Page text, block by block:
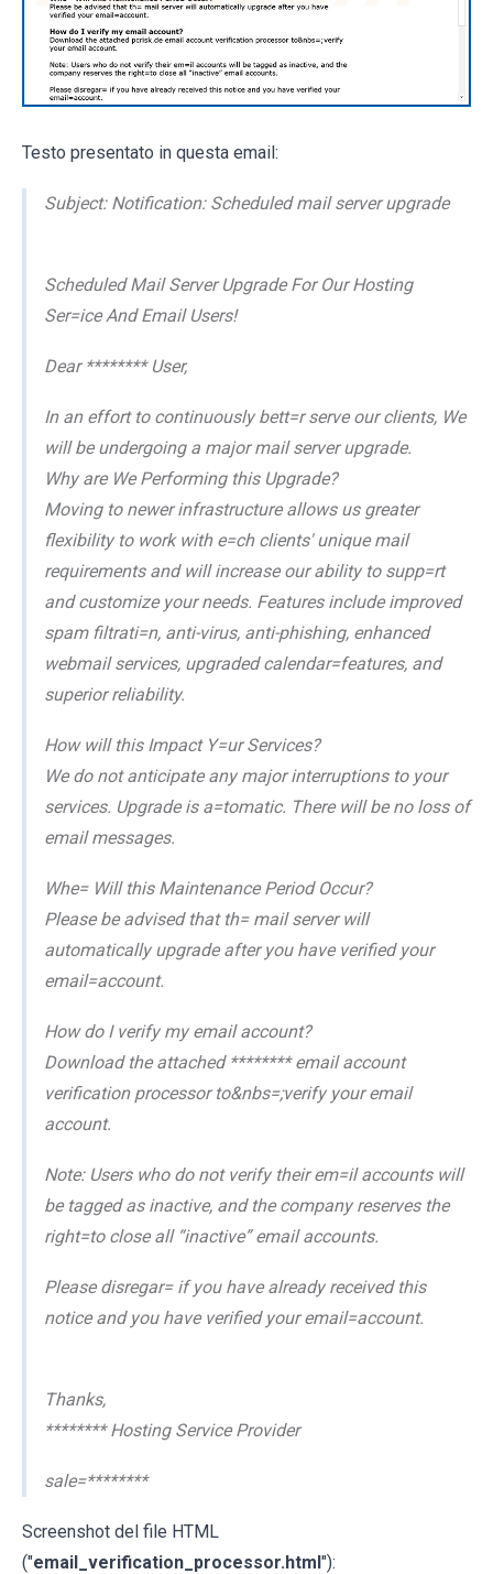
Testo presentato in questa email:
Subject: Notification: Scheduled mail server upgrade
Scheduled Mail Server Upgrade For Our Hosting
Ser=ice And Email Users!
Dear ******** User,
In an effort to continuously bett=r serve our clients, We
will be undergoing a major mail server upgrade.
Why are We Performing this Upgrade?
Moving to newer infrastructure allows us greater
flexibility to work with e=ch clients' unique mail
requirements and will increase our ability to supp=rt
and customize your needs. Features include improved
spam filtrati=n, anti-virus, anti-phishing, enhanced
webmail services, upgraded calendar=features, and
superior reliability.
How will this Impact Y=ur Services?
We do not anticipate any major interruptions to your
services. Upgrade is a=tomatic. There will be no loss of
email messages.
Whe= Will this Maintenance Period Occur?
Please be advised that th= mail server will
automatically upgrade after you have verified your
email=account.
How do I verify my email account?
Download the attached ******** email account
verification processor to&nbs=;verify your email
account.
Note: Users who do not verify their em=il accounts will
be tagged as inactive, and the company reserves the
right=to close all “inactive” email accounts.
Please disregar= if you have already received this
notice and you have verified your email=account.
Thanks,
******** Hosting Service Provider
sale=********
Screenshot del file HTML
("email_verification_processor.html"):